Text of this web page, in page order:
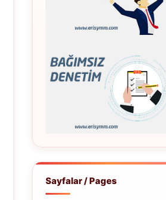
Sayfalar / Pages